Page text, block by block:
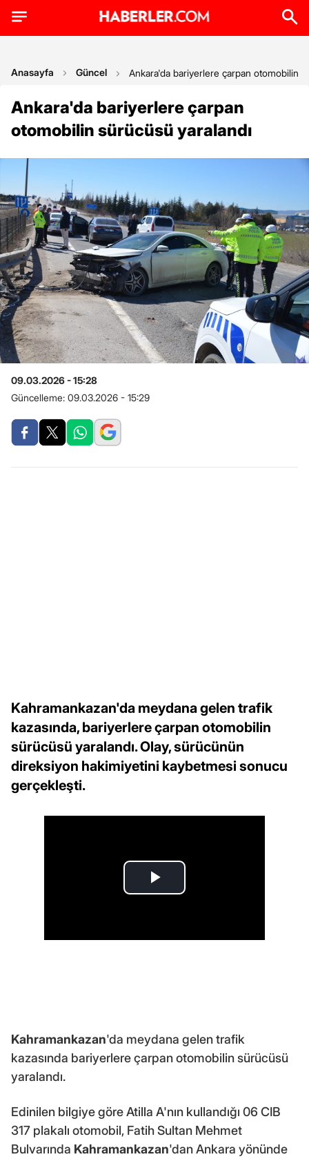
Anasayfa Güncel Ankara'da bariyerlere çarpan otomobilin
Ankara'da bariyerlere çarpan
otomobilin sürücüsü yaralandı
09.03.2026 - 15:28
Güncelleme: 09.03.2026 - 15:29
Kahramankazan'da meydana gelen trafik
kazasında, bariyerlere çarpan otomobilin
sürücüsü yaralandı. Olay, sürücünün
direksiyon hakimiyetini kaybetmesi sonucu
gerçekleşti.
Kahramankazan'da meydana gelen trafik
kazasında bariyerlere çarpan otomobilin sürücüsü
yaralandı.
Edinilen bilgiye göre Atilla A'nın kullandığı 06 CIB
317 plakalı otomobil, Fatih Sultan Mehmet
Bulvarında Kahramankazan'dan Ankara yönünde